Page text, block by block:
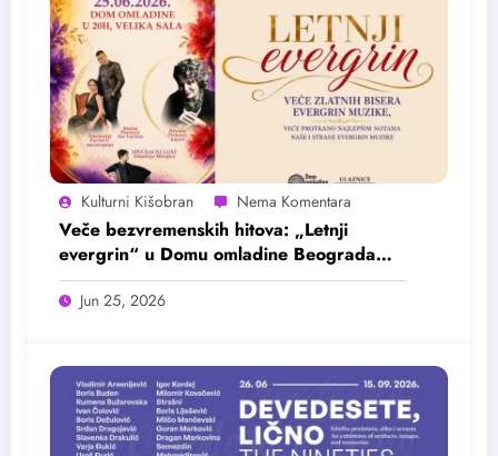
Kulturni Kišobran
Veče bezvremenskih hitova: „Letnji
evergrin“ u Domu omladine Beograda
25. juna
Jun 25, 2026